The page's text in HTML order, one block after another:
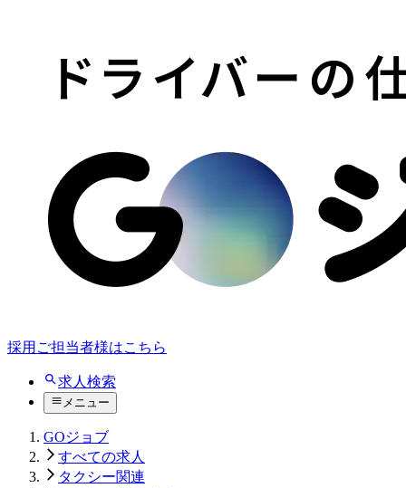
採用ご担当者様はこちら
求人検索
メニュー
GOジョブ
すべての求人
タクシー関連